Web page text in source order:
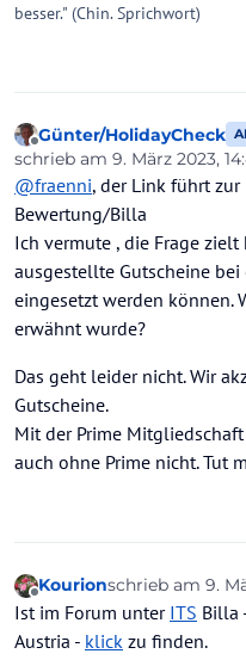
besser." (Chin. Sprichwort)
Offline
Günter/HolidayCheck
schrieb am 9. März 2023,
zuletzt editiert von Günter/
@fraenni, der Link führt zur
Bewertung/Billa
Ich vermute , die Frage
ausgestellte Gutscheine bei
eingesetzt werden können.
erwähnt wurde?
Das geht leider nicht. Wir
Gutscheine.
Mit der Prime
auch ohne Prime nicht. Tut
Offline
Kourionschrieb am 9.
zuletzt editiert
Ist im Forum unter ITS Billa
Austria - klick zu finden.